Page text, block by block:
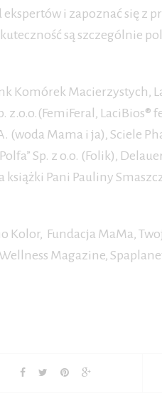
i zapoznać się z
są szczególnie
Komórek Macierzystych,
z.o.o.(FemiFeral, LaciBios®
(woda Mama i ja), Sciele
Sp. z o.o. (Folik),
książki Pani Pauliny
Kolor, Fundacja MaMa,
Magazine,